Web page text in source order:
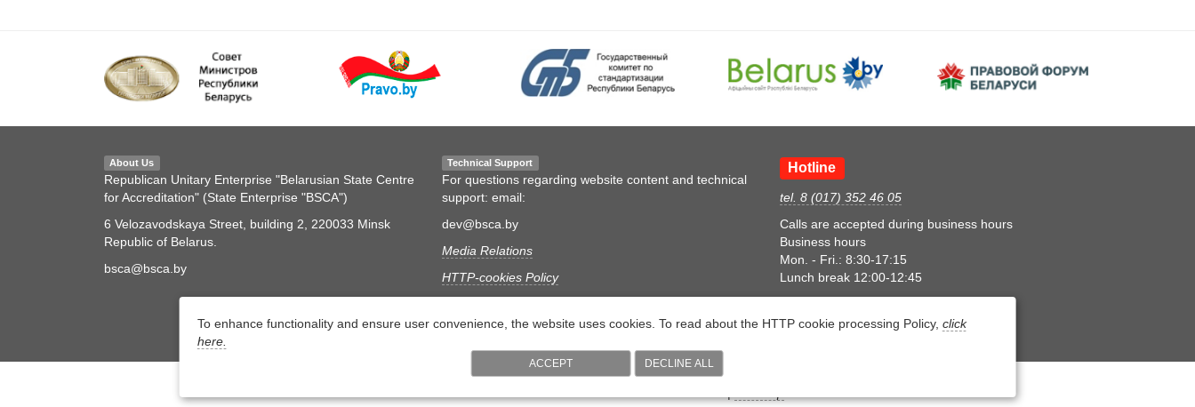
About Us
Republican Unitary Enterprise "Belarusian State Centre
for Accreditation" (State Enterprise "BSCA")
6 Velozavodskaya Street, building 2, 220033 Minsk
Republic of Belarus.
bsca@bsca.by
Technical Support
For questions regarding website content and technical
support: email:
dev@bsca.by
Media Relations
HTTP-cookies Policy
Video Surveillance Policy
Hotline
tel. 8 (017) 352 46 05
Calls are accepted during business hours
Business hours
Mon. - Fri.: 8:30-17:15
Lunch break 12:00-12:45
To enhance functionality and ensure user convenience, the website uses cookies. To read about the HTTP cookie processing Policy, click
here.
ACCEPT DECLINE ALL